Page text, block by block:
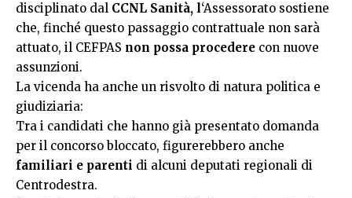
disciplinato dal CCNL Sanità, l‘Assessorato sostiene
che, finché questo passaggio contrattuale non sarà
attuato, il CEFPAS non possa procedere con nuove
assunzioni.
La vicenda ha anche un risvolto di natura politica e
giudiziaria:
Tra i candidati che hanno già presentato domanda
per il concorso bloccato, figurerebbero anche
familiari e parenti di alcuni deputati regionali di
Centrodestra.